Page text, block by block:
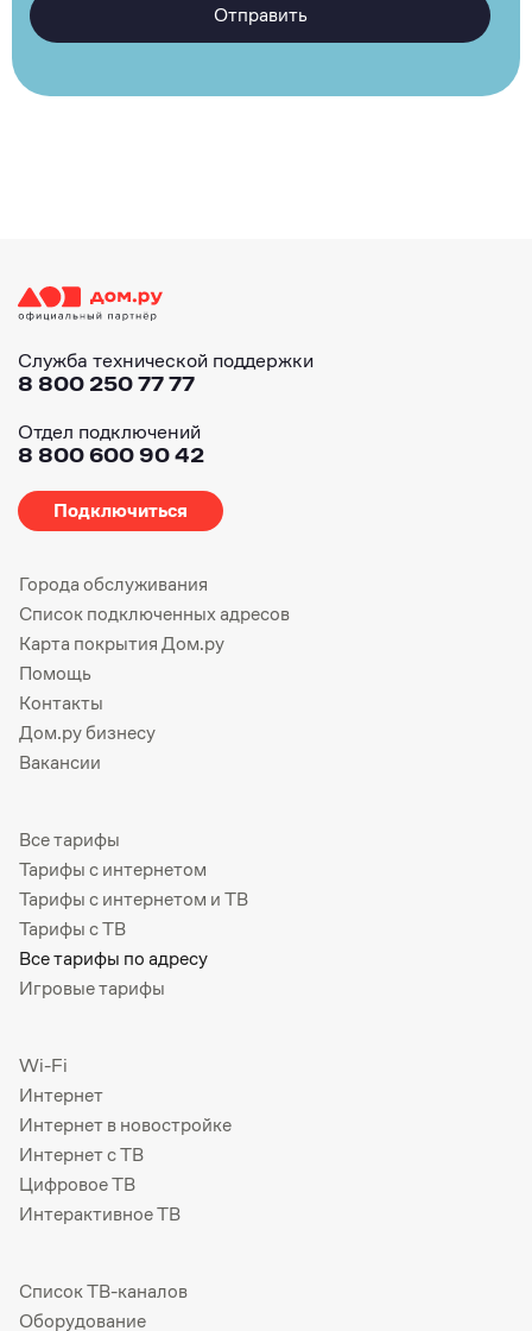
Отправить
Служба технической поддержки
8 800 250 77 77
Отдел подключений
8 800 600 90 42
Подключиться
Города обслуживания
Список подключенных адресов
Карта покрытия Дом.ру
Помощь
Контакты
Дом.ру бизнесу
Вакансии
Все тарифы
Тарифы с интернетом
Тарифы с интернетом и ТВ
Тарифы с ТВ
Все тарифы по адресу
Игровые тарифы
Wi-Fi
Интернет
Интернет в новостройке
Интернет с ТВ
Цифровое ТВ
Интерактивное ТВ
Список ТВ-каналов
Оборудование